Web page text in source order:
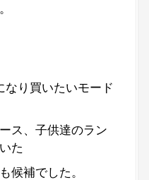
なり買いたいモード
ス、子供達のラン
た
候補でした。